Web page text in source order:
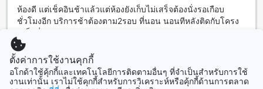
การจองห้องพักผ่าน Agoda จะช่วยให้คุณได้รับราคาที่ดีที่สุดและ
ประสบการณ์การจองที่ง่ายและไร้กังวล ด้วยระบบที่รวดเร็วและ
ปลอดภัย คุณสามารถมั่นใจได้ว่าจะได้รับข้อเสนอที่คุ้มค่า พร้อม
ทั้งการสนับสนุนลูกค้าอย่างมืออาชีพ เพื่อให้การเข้าพักของคุณ
เป็นเรื่องราวที่น่าจดจำในตรัง
หาดปากเมง: สุดยอดที่พักผ่อนริมทะเลในตรัง
ห้องดี แต่เช็คอินช้าแล้วแต่ห้องยังเก็บไม่เสร็จต้องนั่งรอเกือบ
ชั่วโมงอีก บริการช้าต้องตาม2รอบ ที่นอน นอนทีหลังติดกับโครง
เหล็กที่นอนละ
Kunnaphong|ไทย | กลุ่มเพื่อน
ตั้งค่าการใช้งานคุกกี้
อโกด้าใช้คุ้กกี้และเทคโนโลยีการติดตามอื่นๆ ที่จำเป็นสำหรับการใช้
งานเท่านั้น เราไม่ใช้คุกกี้สำหรับการวิเคราะห์หรือคุ้กกี้ด้านการตลาด